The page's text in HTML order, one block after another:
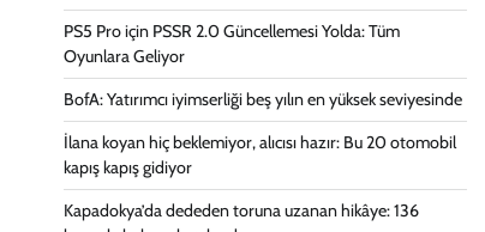
PS5 Pro için PSSR 2.0 Güncellemesi Yolda: Tüm
Oyunlara Geliyor
BofA: Yatırımcı iyimserliği beş yılın en yüksek seviyesinde
İlana koyan hiç beklemiyor, alıcısı hazır: Bu 20 otomobil
kapış kapış gidiyor
Kapadokya’da dededen toruna uzanan hikâye: 136